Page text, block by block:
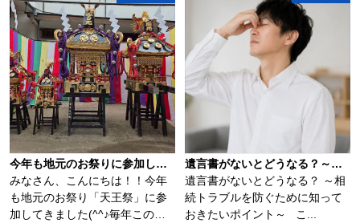
今年も地元のお祭りに参加してきました(^^♪
みなさん、こんにちは！！今年
も地元のお祭り「天王祭」に参
加してきました(^^♪毎年この時
遺言書がないとどうなる？～相続トラブルを防ぐために知っておきたいポイント～
遺言書がないとどうなる？ ～相
続トラブルを防ぐために知って
おきたいポイント～ こ...